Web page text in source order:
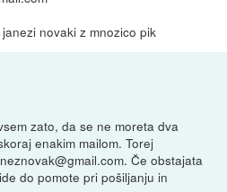
novaki z mnozico pik
zato, da se ne moreta dva
enakim mailom. Torej
Če obstajata
do pomote pri pošiljanju in